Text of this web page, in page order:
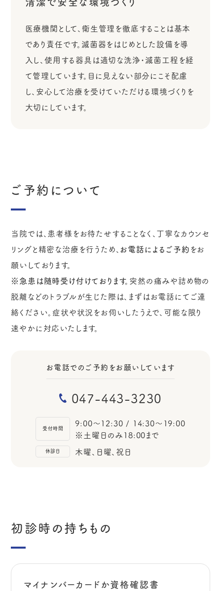
医療機関として、衛生管理を徹底することは基本
であり責任です。滅菌器をはじめとした設備を導
入し、使用する器具は適切な洗浄・滅菌工程を経
て管理しています。目に見えない部分にこそ配慮
し、安心して治療を受けていただける環境づくりを
大切にしています。
ご予約について
当院では、患者様をお待たせすることなく、丁寧なカウンセ
リングと精密な治療を行うため、 お電話によるご予約 をお
願いしております。
※急患は随時受け付けております。 突然の痛みや詰め物の
脱離などのトラブルが生じた際は、まずはお電話にてご連
絡ください。症状や状況をお伺いしたうえで、可能な限り
速やかに対応いたします。
お電話でのご予約をお願いしています
047-443-3230
受付時間
9:00～12:30 / 14:30～19:00
※土曜日のみ18:00まで
休診日 木曜、日曜、祝日
初診時の持ちもの
マイナンバーカードか資格確認書